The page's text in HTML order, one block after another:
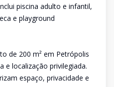
piscina adulto e infantil,
e playground
de 200 m² em Petrópolis
e localização privilegiada.
espaço, privacidade e